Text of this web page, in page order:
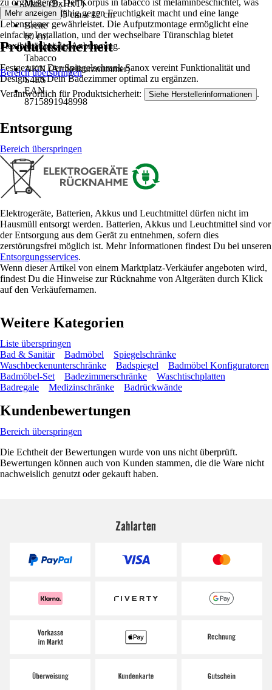
Maße (BxHxT)
60 cm x 65 cm x 12 cm
Breite
60 cm
Korpusfarbe
Tabacco
AKN (Artikelkurznummer)
S4ES
EAN
8715891948998
zu organisieren. Der Korpus in tabacco ist melaminbeschichtet, was
ihn widerstandsfähig gegen Feuchtigkeit macht und eine lange
Lebensdauer gewährleistet. Die Aufputzmontage ermöglicht eine
einfache Installation, und der wechselbare Türanschlag bietet
Flexibilität bei der Anbringung.
Festgezurrt: Der Spiegelschrank Sanox vereint Funktionalität und
Design, um Dein Badezimmer optimal zu ergänzen.
Mehr anzeigen
Produktsicherheit
Bereich überspringen
Verantwortlich für Produktsicherheit: Siehe Herstellerinformationen .
Entsorgung
Bereich überspringen
Elektrogeräte, Batterien, Akkus und Leuchtmittel dürfen nicht im
Hausmüll entsorgt werden. Batterien, Akkus und Leuchtmittel sind vor
der Entsorgung aus dem Gerät zu entnehmen, sofern dies
zerstörungsfrei möglich ist. Mehr Informationen findest Du bei unseren
Entsorgungsservices.
Wenn dieser Artikel von einem Marktplatz-Verkäufer angeboten wird,
findest Du die Hinweise zur Rücknahme von Altgeräten durch Klick
auf den Verkäufernamen.
Weitere Kategorien
Liste überspringen
Bad & Sanitär
Badmöbel
Spiegelschränke
Waschbeckenunterschränke
Badspiegel
Badmöbel Konfiguratoren
Badmöbel-Set
Badezimmerschränke
Waschtischplatten
Badregale
Medizinschränke Badrückwände
Kundenbewertungen
Bereich überspringen
Die Echtheit der Bewertungen wurde von uns nicht überprüft.
Bewertungen können auch von Kunden stammen, die die Ware nicht
nachweislich genutzt oder gekauft haben.
Zahlarten